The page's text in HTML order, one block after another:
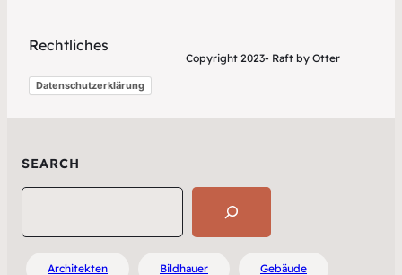
Rechtliches
Datenschutzerklärung
Copyright 2023- Raft by Otter
SEARCH
Architekten Bildhauer Gebäude